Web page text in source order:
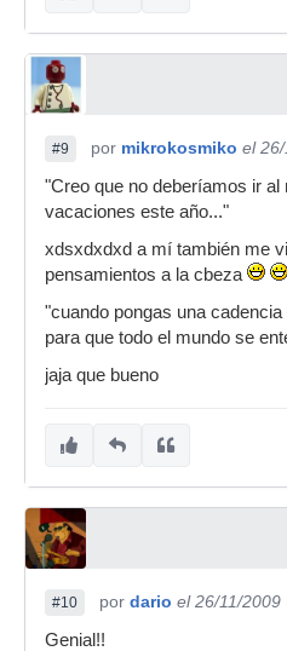
#9 por mikrokosmiko el
"Creo que no deberíamos ir al
vacaciones este año..."
xdsxdxdxd a mí también me
pensamientos a la cbeza
"cuando pongas una
para que todo el mundo se
jaja que bueno
#10 por dario el 26/11/2009
Genial!!